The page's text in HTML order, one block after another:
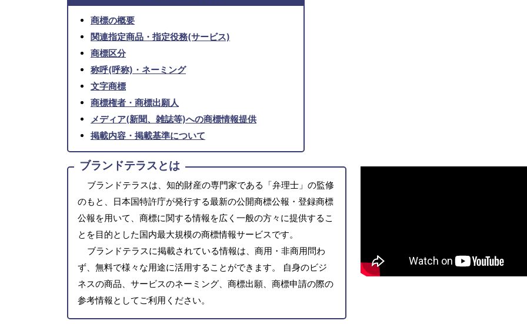
商標の概要
関連指定商品・指定役務(サービス)
商標区分
称呼(呼称)・ネーミング
文字商標
商標権者・商標出願人
メディア(新聞、雑誌等)への商標情報提供
掲載内容・掲載基準について
ブランドテラスとは
ブランドテラスは、知的財産の専門家である「弁理士」の監修
のもと、日本国特許庁が発行する最新の公開商標公報・登録商標
公報を用いて、商標に関する情報を広く一般の方々に提供するこ
とを目的とした国内最大規模の商標情報サービスです。
ブランドテラスに掲載されている情報は、商用・非商用問わ
ず、無料で様々な用途に活用することができます。 自身のビジ
ネスの商品、サービスのネーミング、商標出願、商標申請の際の
参考情報としてご利用ください。